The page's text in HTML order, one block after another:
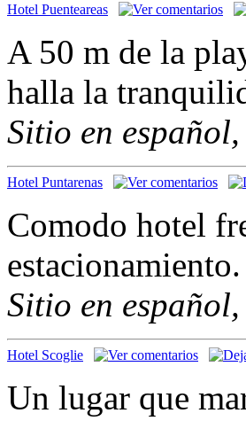
Hotel Puenteareas
A 50 m de la
halla la
Sitio en
Hotel Puntarenas
Comodo hotel
Sitio en
Hotel Scoglie
Un lugar que